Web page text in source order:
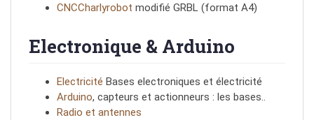
CNCCharlyrobot modifié GRBL (format A4)
Electronique & Arduino
Electricité Bases electroniques et électricité
Arduino, capteurs et actionneurs : les bases..
Radio et antennes